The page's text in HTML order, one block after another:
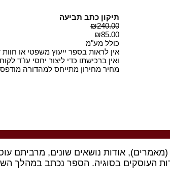
תיקון כתב תביעה
₪240.00
₪85.00
כולל מע"מ
אין לראות בספר ייעוץ משפטי או
ואין ברכישתו כדי ליצור יחסי עו"ד לקוח
מחיר מחירון מתייחס למהדורה
הספר נכתב במהלך השנים 2010-2015 ויצא לאור בשנת